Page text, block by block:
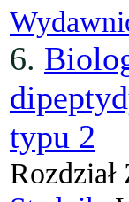
6.
typu 2